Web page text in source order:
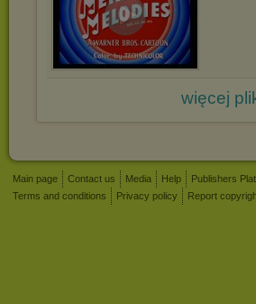
więcej
Main page Contact us Media Help
Publishers
Terms and conditions
Privacy policy Report